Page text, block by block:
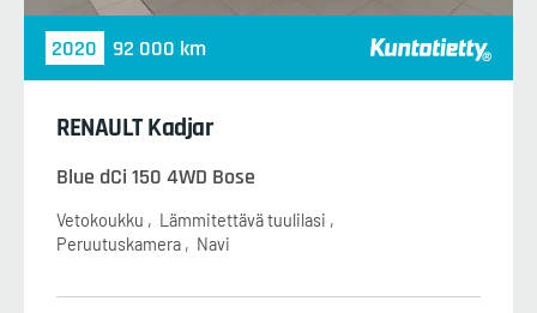
2020 92 000 km
RENAULT Kadjar
Blue dCi 150 4WD Bose
Vetokoukku
Lämmitettävä tuulilasi
Peruutuskamera
Navi